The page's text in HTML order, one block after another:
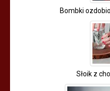
Bombki
Słoik z